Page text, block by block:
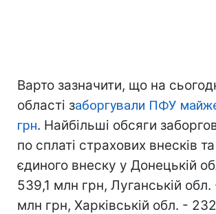
Варто зазначити, що на
області заборгували ПФУ
грн. Найбільші обсяги
по сплаті страхових внесків та
єдиного внеску у Донецькій
539,1 млн грн, Луганській
млн грн, Харківській обл. -